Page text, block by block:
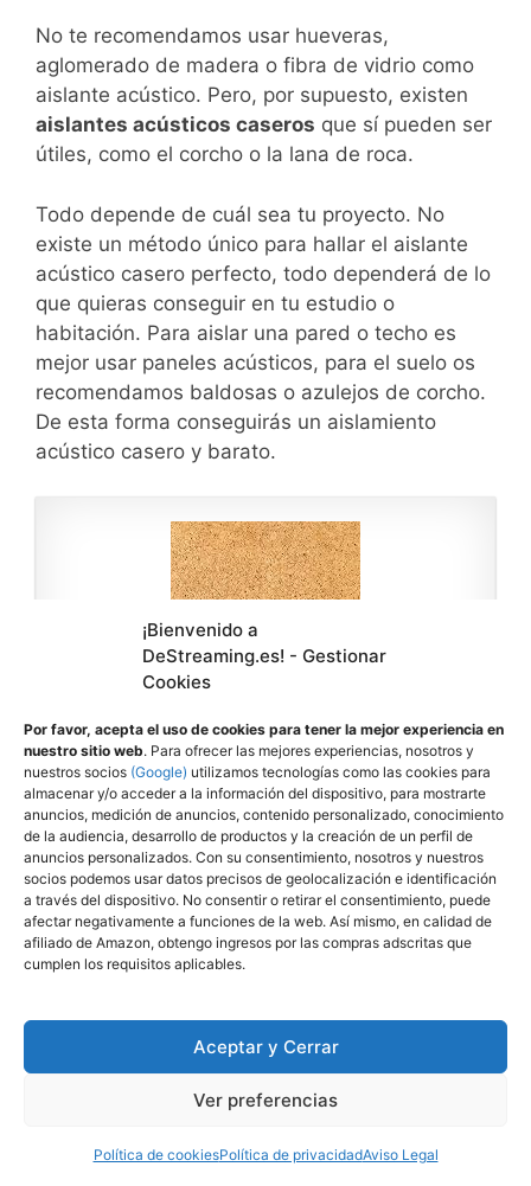
¡Bienvenido a
DeStreaming.es! - Gestionar
Cookies
Por favor, acepta el uso de cookies para tener la mejor experiencia en
nuestro sitio web. Para ofrecer las mejores experiencias, nosotros y
nuestros socios (Google) utilizamos tecnologías como las cookies para
almacenar y/o acceder a la información del dispositivo, para mostrarte
anuncios, medición de anuncios, contenido personalizado, conocimiento
de la audiencia, desarrollo de productos y la creación de un perfil de
anuncios personalizados. Con su consentimiento, nosotros y nuestros
socios podemos usar datos precisos de geolocalización e identificación
a través del dispositivo. No consentir o retirar el consentimiento, puede
afectar negativamente a funciones de la web. Así mismo, en calidad de
afiliado de Amazon, obtengo ingresos por las compras adscritas que
cumplen los requisitos aplicables.
Aceptar y Cerrar
Ver preferencias
Política de cookiesPolítica de privacidadAviso Legal
No te recomendamos usar hueveras,
aglomerado de madera o fibra de vidrio como
aislante acústico. Pero, por supuesto, existen
aislantes acústicos caseros que sí pueden ser
útiles, como el corcho o la lana de roca.
Todo depende de cuál sea tu proyecto. No
existe un método único para hallar el aislante
acústico casero perfecto, todo dependerá de lo
que quieras conseguir en tu estudio o
habitación. Para aislar una pared o techo es
mejor usar paneles acústicos, para el suelo os
recomendamos baldosas o azulejos de corcho.
De esta forma conseguirás un aislamiento
acústico casero y barato.
NICOLINE 1/8-SL/F Azulejos de Corcho
sellados de 3 mm, Natural, 0.8m2, Set de...
Corcho
Suelo
Azulejos
Ver Oferta en Amazon
sus materiales
El techo es sin duda el aislante acústico más
usar paneles acústicos en el techo también.